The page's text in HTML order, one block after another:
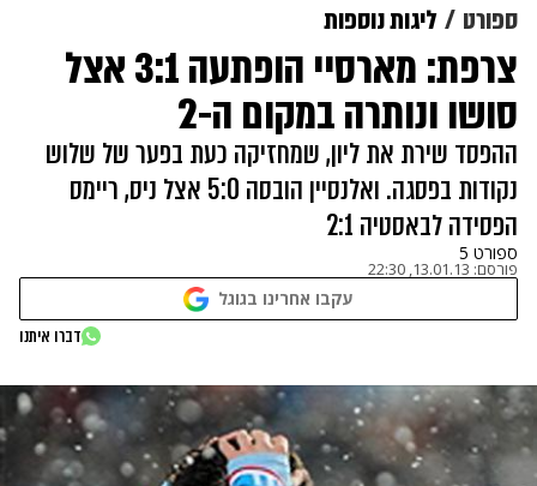
ספורט ליגות נוספות
צרפת: מארסיי הופתעה 3:1 אצל
סושו ונותרה במקום ה-2
ההפסד שירת את ליון, שמחזיקה כעת בפער של שלוש
נקודות בפסגה. ואלנסיין הובסה 5:0 אצל ניס, ריימס
הפסידה לבאסטיה 2:1
ספורט 5
פורסם: 13.01.13, 22:30
עקבו אחרינו בגוגל
דברו איתנו